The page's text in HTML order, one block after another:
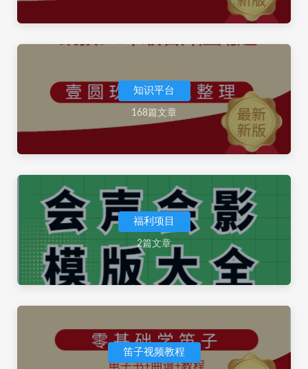
知识平台
168篇文章
福利项目
2篇文章
笛子视频教程